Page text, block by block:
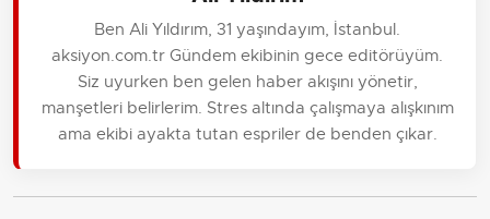
Ben Ali Yıldırım, 31 yaşındayım, İstanbul.
aksiyon.com.tr Gündem ekibinin gece editörüyüm.
Siz uyurken ben gelen haber akışını yönetir,
manşetleri belirlerim. Stres altında çalışmaya alışkınım
ama ekibi ayakta tutan espriler de benden çıkar.